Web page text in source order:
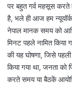
पर बहुत गर्व महसूस करते
है, भले ही आज हम
नेपाल मानक समय को
मिनट पहले नामित किया
की यह घोषणा, जिसे
किया गया था, जनता को
करते समय या बैठकें